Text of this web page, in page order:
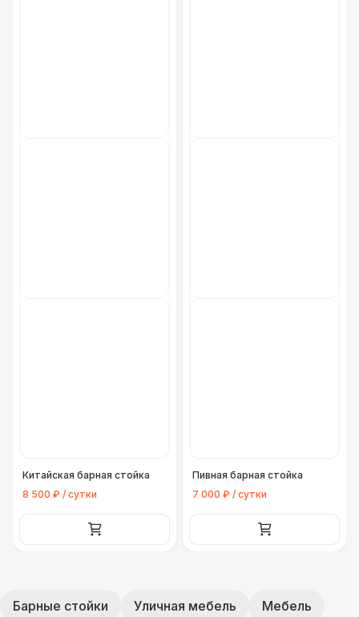
Китайская барная стойка
8 500 ₽ / сутки
Пивная барная стойка
7 000 ₽ / сутки
Барные стойки Уличная мебель Мебель